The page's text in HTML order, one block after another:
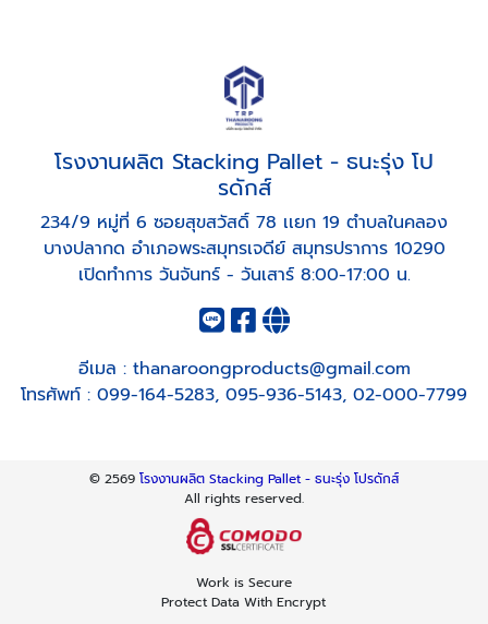
โรงงานผลิต Stacking Pallet - ธนะรุ่ง โป
รดักส์
234/9 หมู่ที่ 6 ซอยสุขสวัสดิ์ 78 เเยก 19 ตำบลในคลอง
บางปลากด อำเภอพระสมุทรเจดีย์ สมุทรปราการ 10290
เปิดทำการ วันจันทร์ - วันเสาร์ 8:00-17:00 น.
อีเมล : thanaroongproducts@gmail.com
โทรศัพท์ : 099-164-5283, 095-936-5143, 02-000-7799
© 2569 โรงงานผลิต Stacking Pallet - ธนะรุ่ง โปรดักส์
All rights reserved.
Work is Secure
Protect Data With Encrypt